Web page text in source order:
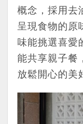
概念，採用去
呈現食物的原
味能挑選喜愛
能共享親子餐
放鬆開心的美